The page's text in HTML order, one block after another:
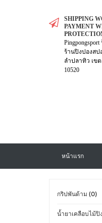
SHIPPING
PAYMENT
ร้านปิงปองสป
ลำปลาทิว เข
10520
หน้าแรก
กริปพันด้าม (0)
น้ำยาเคลือบไม้ปิ